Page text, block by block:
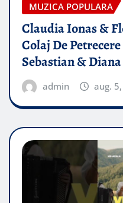
MUZICA POPULARA
Claudia Ionas &
Colaj De
Sebastian & Diana
admin aug.